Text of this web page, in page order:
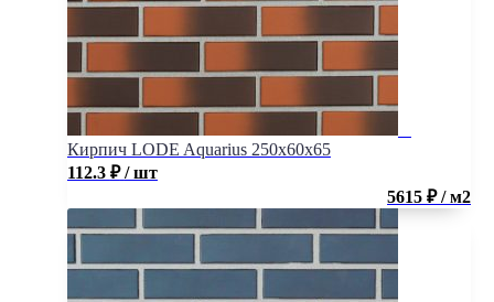
Кирпич LODE Aquarius 250x60x65
112.3 ₽ / шт
5615 ₽ / м2